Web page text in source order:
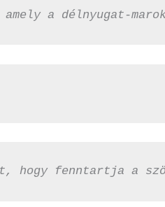
a délnyugat-
hogy fenntartja a